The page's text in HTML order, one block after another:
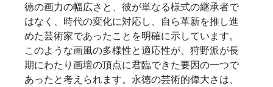
徳の画力の幅広さと、彼が単なる様式の継承者で
はなく、時代の変化に対応し、自ら革新を推し進
めた芸術家であったことを明確に示しています。
このような画風の多様性と適応性が、狩野派が長
期にわたり画壇の頂点に君臨できた要因の一つで
あったと考えられます。永徳の芸術的偉大さは、